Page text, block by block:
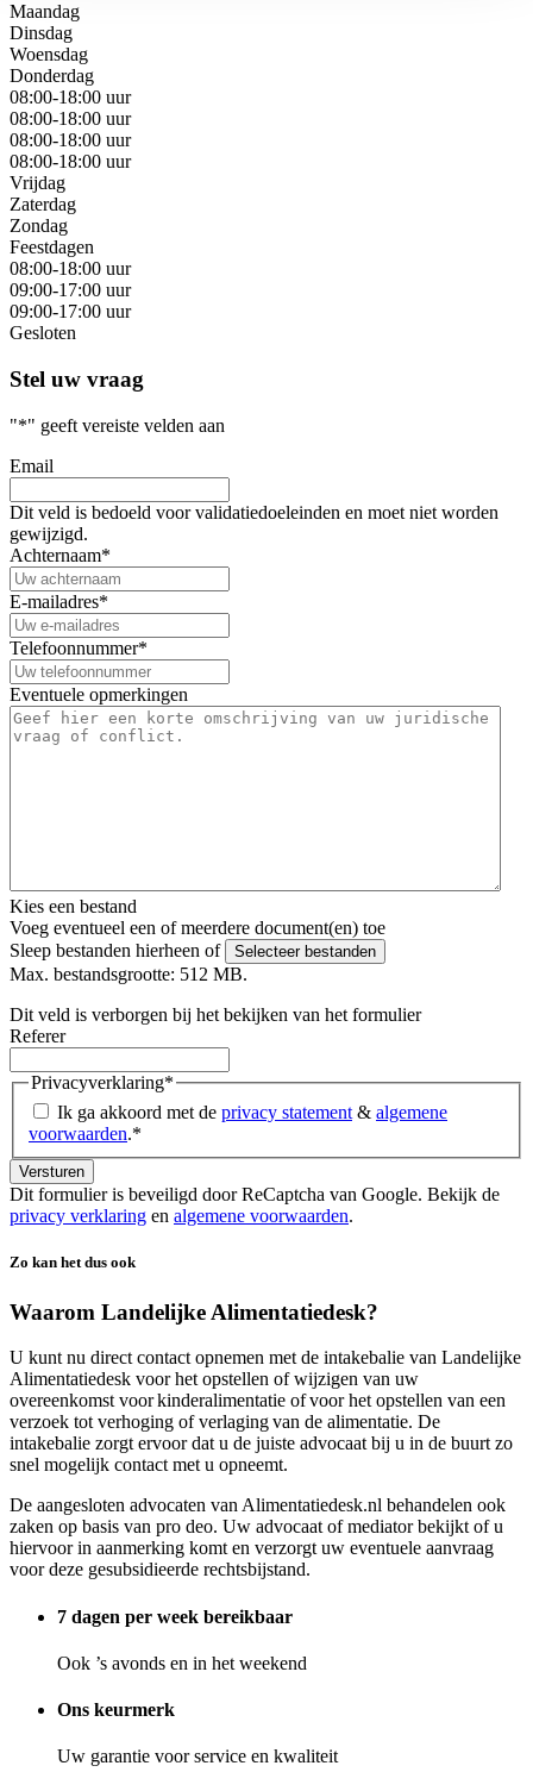
Maandag
Dinsdag
Woensdag
Donderdag
08:00-18:00 uur
08:00-18:00 uur
08:00-18:00 uur
08:00-18:00 uur
Vrijdag
Zaterdag
Zondag
Feestdagen
08:00-18:00 uur
09:00-17:00 uur
09:00-17:00 uur
Gesloten
Stel uw vraag
"*" geeft vereiste velden aan
Email
Dit veld is bedoeld voor validatiedoeleinden en moet niet worden
gewijzigd.
Achternaam*
E-mailadres*
Telefoonnummer*
Eventuele opmerkingen
Kies een bestand
Voeg eventueel een of meerdere document(en) toe
Sleep bestanden hierheen of
Selecteer bestanden
Max. bestandsgrootte: 512 MB.
Dit veld is verborgen bij het bekijken van het formulier
Referer
Privacyverklaring*
Ik ga akkoord met de privacy statement & algemene
voorwaarden.*
Dit formulier is beveiligd door ReCaptcha van Google. Bekijk de
privacy verklaring en algemene voorwaarden.
Zo kan het dus ook
Waarom Landelijke Alimentatiedesk?
U kunt nu direct contact opnemen met de intakebalie van Landelijke
Alimentatiedesk voor het opstellen of wijzigen van uw
overeenkomst voor kinderalimentatie of voor het opstellen van een
verzoek tot verhoging of verlaging van de alimentatie. De
intakebalie zorgt ervoor dat u de juiste advocaat bij u in de buurt zo
snel mogelijk contact met u opneemt.
De aangesloten advocaten van Alimentatiedesk.nl behandelen ook
zaken op basis van pro deo. Uw advocaat of mediator bekijkt of u
hiervoor in aanmerking komt en verzorgt uw eventuele aanvraag
voor deze gesubsidieerde rechtsbijstand.
7 dagen per week bereikbaar
Ook ’s avonds en in het weekend
Ons keurmerk
Uw garantie voor service en kwaliteit